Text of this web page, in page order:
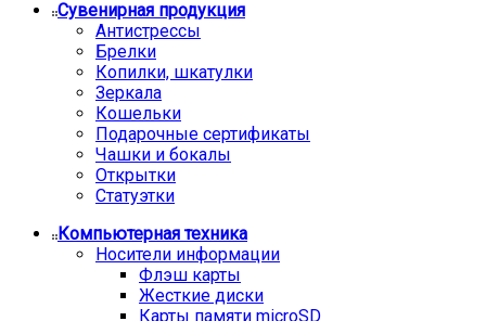
Сувенирная продукция
Антистрессы
Брелки
Копилки, шкатулки
Зеркала
Кошельки
Подарочные сертификаты
Чашки и бокалы
Открытки
Статуэтки
Компьютерная техника
Носители информации
Флэш карты
Жесткие диски
Карты памяти microSD